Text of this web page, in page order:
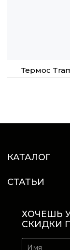
Термос
КАТАЛОГ
СТАТЬИ
ХОЧЕШЬ
СКИДКИ